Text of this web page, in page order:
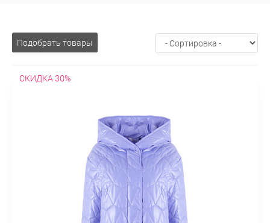
Подобрать товары
СКИДКА 30%